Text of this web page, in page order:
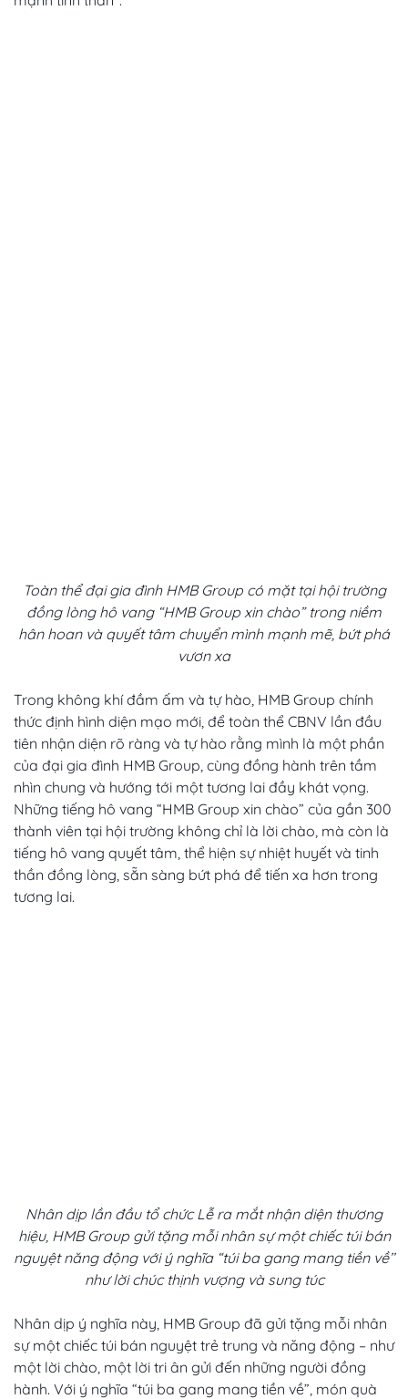
Toàn thể đại gia đình HMB Group có mặt tại hội trường
đồng lòng hô vang “HMB Group xin chào” trong niềm
hân hoan và quyết tâm chuyển mình mạnh mẽ, bứt phá
vươn xa
Trong không khí đầm ấm và tự hào, HMB Group chính
thức định hình diện mạo mới, để toàn thể CBNV lần đầu
tiên nhận diện rõ ràng và tự hào rằng mình là một phần
của đại gia đình HMB Group, cùng đồng hành trên tầm
nhìn chung và hướng tới một tương lai đầy khát vọng.
Những tiếng hô vang “HMB Group xin chào” của gần 300
thành viên tại hội trường không chỉ là lời chào, mà còn là
tiếng hô vang quyết tâm, thể hiện sự nhiệt huyết và tinh
thần đồng lòng, sẵn sàng bứt phá để tiến xa hơn trong
tương lai.
Nhân dịp lần đầu tổ chức Lễ ra mắt nhận diện thương
hiệu, HMB Group gửi tặng mỗi nhân sự một chiếc túi bán
nguyệt năng động với ý nghĩa “túi ba gang mang tiền về’’
như lời chúc thịnh vượng và sung túc
Nhân dịp ý nghĩa này, HMB Group đã gửi tặng mỗi nhân
sự một chiếc túi bán nguyệt trẻ trung và năng động – như
một lời chào, một lời tri ân gửi đến những người đồng
hành. Với ý nghĩa “túi ba gang mang tiền về”, món quà